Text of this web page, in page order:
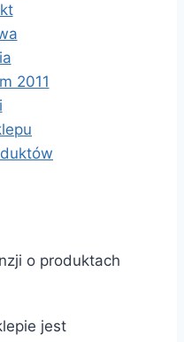
2011
o produktach
jest